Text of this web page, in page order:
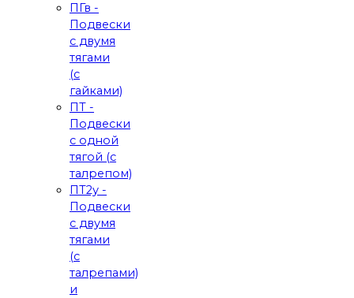
ПГв -
Подвески
с двумя
тягами
(с
гайками)
ПТ -
Подвески
с одной
тягой (с
талрепом)
ПТ2у -
Подвески
с двумя
тягами
(с
талрепами)
и